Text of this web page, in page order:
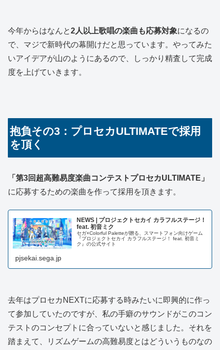
今年からはなんと2人以上歌唱の楽曲も応募対象になるの
で、マジで新時代の幕開けだと思っています。やってみた
いアイデアが山のようにあるので、しっかり精査して完成
度を上げていきます。
抱負その3：プロセカULTIMATEで採用
を頂く
「第3回超高難易度楽曲コンテストプロセカULTIMATE」
に応募するための楽曲を作って採用を頂きます。
NEWS | プロジェクトセカイ カラフルステージ！
feat. 初音ミク
セガ×Colorful Paletteが贈る、スマートフォン向けゲーム
『プロジェクトセカイ カラフルステージ！ feat. 初音ミ
ク』の公式サイト
pjsekai.sega.jp
去年はプロセカNEXTに応募する時みたいに即興的に作っ
て参加していたのですが、私の手癖のサウンドがこのコン
テストのコンセプトに合っていないと感じました。それを
踏まえて、リズムゲームの高難易度とはどういうものなの